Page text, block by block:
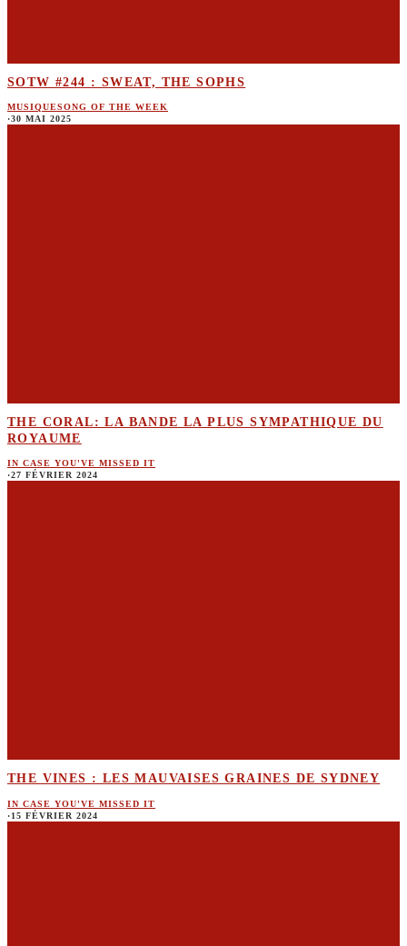
SOTW #244 : SWEAT, THE SOPHS
MUSIQUESONG OF THE WEEK
·30 MAI 2025
THE CORAL: LA BANDE LA PLUS SYMPATHIQUE DU
ROYAUME
IN CASE YOU'VE MISSED IT
·27 FÉVRIER 2024
THE VINES : LES MAUVAISES GRAINES DE SYDNEY
IN CASE YOU'VE MISSED IT
·15 FÉVRIER 2024